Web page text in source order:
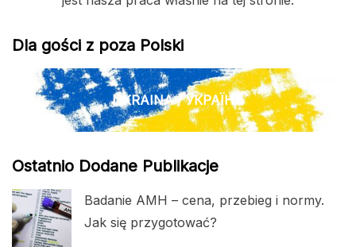
Dla gości z poza Polski
UKRAINA / УКРАЇНА
Ostatnio Dodane Publikacje
Badanie AMH – cena, przebieg i normy.
Jak się przygotować?